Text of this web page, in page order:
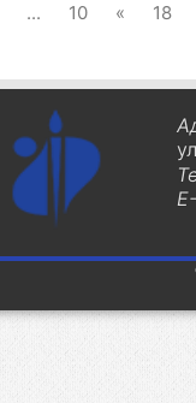
... 10 « 18